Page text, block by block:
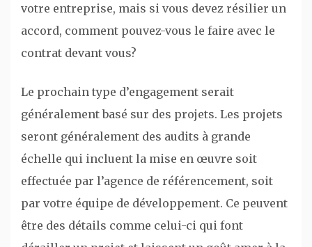
votre entreprise, mais si vous devez résilier un
accord, comment pouvez-vous le faire avec le
contrat devant vous?
Le prochain type d’engagement serait
généralement basé sur des projets. Les projets
seront généralement des audits à grande
échelle qui incluent la mise en œuvre soit
effectuée par l’agence de référencement, soit
par votre équipe de développement. Ce peuvent
être des détails comme celui-ci qui font